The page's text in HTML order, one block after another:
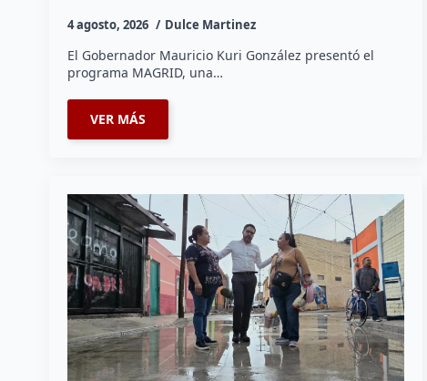
4 agosto, 2026 Dulce Martinez
El Gobernador Mauricio Kuri González presentó el
programa MAGRID, una…
VER MÁS